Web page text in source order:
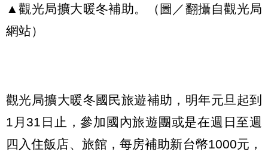
▲觀光局擴大暖冬補助。（圖／翻攝自觀光局
網站）
觀光局擴大暖冬國民旅遊補助，明年元旦起到
1月31日止，參加國內旅遊團或是在週日至週
四入住飯店、旅館，每房補助新台幣1000元，